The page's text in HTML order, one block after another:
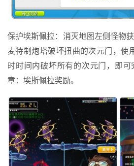
保护埃斯佩拉：消灭地图左侧怪物
麦特制炮塔破坏扭曲的次元门，使
时时间内破坏所有的次元门，即
章：埃斯佩拉奖励。